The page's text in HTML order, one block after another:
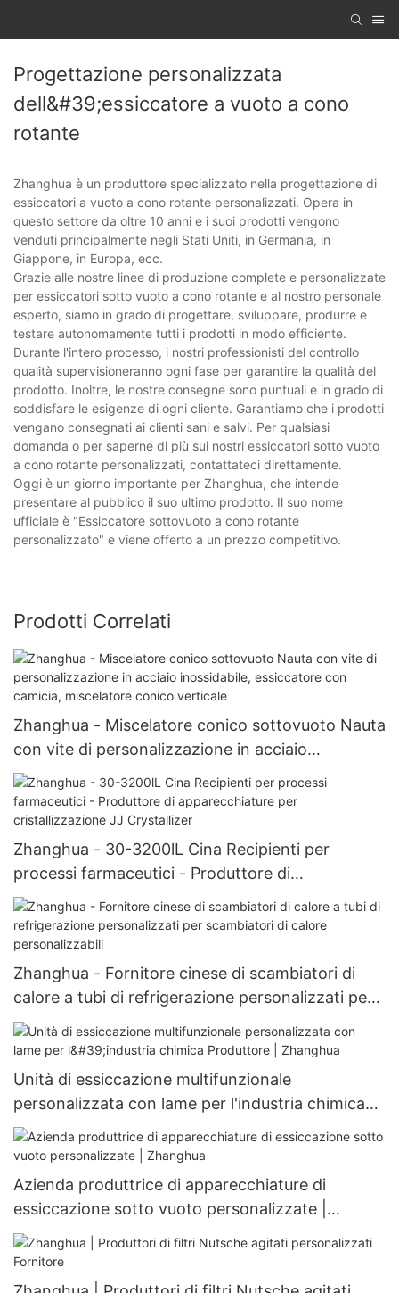
Progettazione personalizzata
dell&#39;essiccatore a vuoto a cono
rotante
Zhanghua è un produttore specializzato nella progettazione di
essiccatori a vuoto a cono rotante personalizzati. Opera in
questo settore da oltre 10 anni e i suoi prodotti vengono
venduti principalmente negli Stati Uniti, in Germania, in
Giappone, in Europa, ecc.
Grazie alle nostre linee di produzione complete e personalizzate
per essiccatori sotto vuoto a cono rotante e al nostro personale
esperto, siamo in grado di progettare, sviluppare, produrre e
testare autonomamente tutti i prodotti in modo efficiente.
Durante l'intero processo, i nostri professionisti del controllo
qualità supervisioneranno ogni fase per garantire la qualità del
prodotto. Inoltre, le nostre consegne sono puntuali e in grado di
soddisfare le esigenze di ogni cliente. Garantiamo che i prodotti
vengano consegnati ai clienti sani e salvi. Per qualsiasi
domanda o per saperne di più sui nostri essiccatori sotto vuoto
a cono rotante personalizzati, contattateci direttamente.
Oggi è un giorno importante per Zhanghua, che intende
presentare al pubblico il suo ultimo prodotto. Il suo nome
ufficiale è "Essiccatore sottovuoto a cono rotante
personalizzato" e viene offerto a un prezzo competitivo.
Prodotti Correlati
Zhanghua - Miscelatore conico sottovuoto Nauta
con vite di personalizzazione in acciaio
inossidabile, essiccatore con camicia,
miscelatore conico verticale
Zhanghua - 30-3200lL Cina Recipienti per
processi farmaceutici - Produttore di
apparecchiature per cristallizzazione JJ
Crystallizer
Zhanghua - Fornitore cinese di scambiatori di
calore a tubi di refrigerazione personalizzati per
scambiatori di calore personalizzabili
Unità di essiccazione multifunzionale
personalizzata con lame per l'industria chimica
Produttore | Zhanghua
Azienda produttrice di apparecchiature di
essiccazione sotto vuoto personalizzate |
Zhanghua